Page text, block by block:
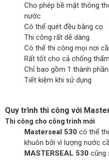
Cho phép bề mặt thông
nước
Có thể quét đều bằng cọ
Thi công rất dễ dàng
Có thể thi công mọi nơi
Rất tốt cho cả chống
Chỉ bao gồm 1 thành phần
Tiết kiệm khi sử dụng
Quy trình thi công với
Thi công cho công trình mới
Masterseal 530 có thể
khuôn bởi vì lượng nước
MASTERSEAL 530 cũng